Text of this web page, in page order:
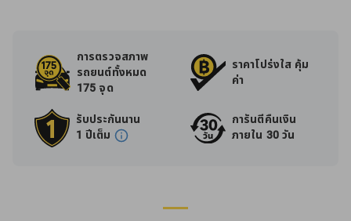
การตรวจสภาพ
รถยนต์ทั้งหมด
175 จุด
ราคาโปร่งใส คุ้ม
ค่า
รับประกันนาน
1 ปีเต็ม
การันตีคืนเงิน
ภายใน 30 วัน